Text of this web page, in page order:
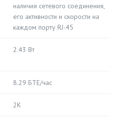
наличия сетевого соединения,
его активности и скорости на
каждом порту RJ-45
2.43 Вт
8.29 БТЕ/час
2K